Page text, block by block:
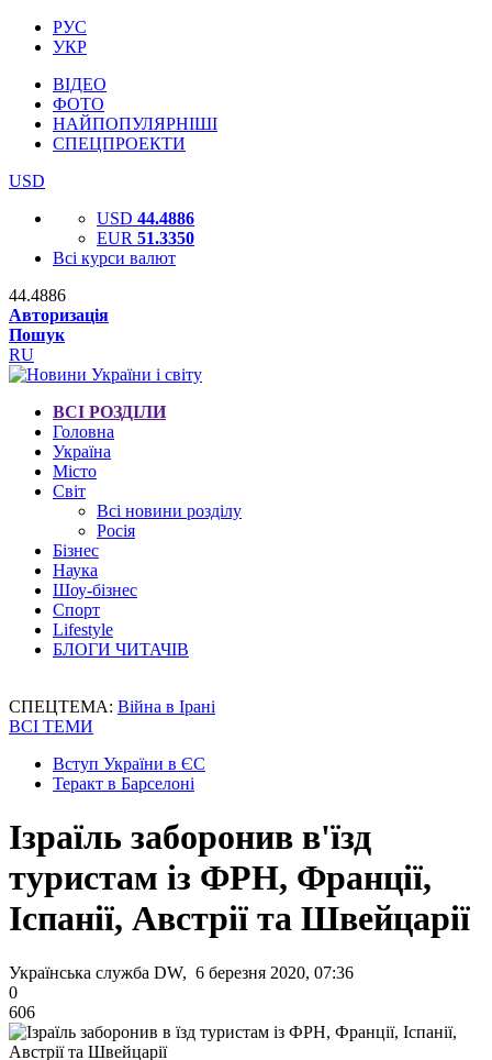
РУС
УКР
ВІДЕО
ФОТО
НАЙПОПУЛЯРНІШІ
СПЕЦПРОЕКТИ
USD
USD 44.4886
EUR 51.3350
Всі курси валют
44.4886
Авторизація
Пошук
RU
ВСІ РОЗДІЛИ
Головна
Україна
Місто
Світ
Всі новини розділу
Росія
Бізнес
Наука
Шоу-бізнес
Спорт
Lifestyle
БЛОГИ ЧИТАЧІВ
СПЕЦТЕМА: Війна в Ірані
ВСІ ТЕМИ
Вступ України в ЄС
Теракт в Барселоні
Ізраїль заборонив в'їзд
туристам із ФРН, Франції,
Іспанії, Австрії та Швейцарії
Українська служба DW, 6 березня 2020, 07:36
0
606